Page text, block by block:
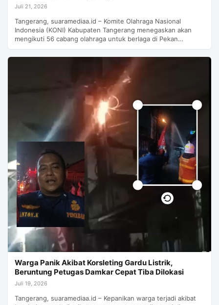
Juli 21, 2026
Tangerang, suaramediaa.id – Komite Olahraga Nasional
Indonesia (KONI) Kabupaten Tangerang menegaskan akan
mengikuti 56 cabang olahraga untuk berlaga di Pekan…
Warga Panik Akibat Korsleting Gardu Listrik,
Beruntung Petugas Damkar Cepat Tiba Dilokasi
Juli 19, 2026
Tangerang, suaramediaa.id – Kepanikan warga terjadi akibat